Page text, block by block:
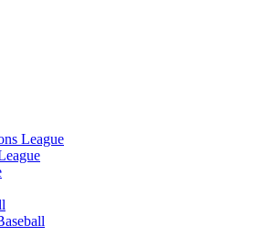
League